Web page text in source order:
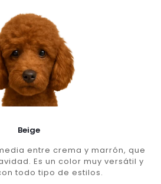
Beige
entre crema y marrón, que
Es un color muy versátil y
todo tipo de estilos.